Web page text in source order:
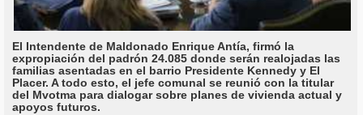
El Intendente de Maldonado Enrique Antía, firmó la
expropiación del padrón 24.085 donde serán realojadas las
familias asentadas en el barrio Presidente Kennedy y El
Placer. A todo esto, el jefe comunal se reunió con la titular
del Mvotma para dialogar sobre planes de vivienda actual y
apoyos futuros.